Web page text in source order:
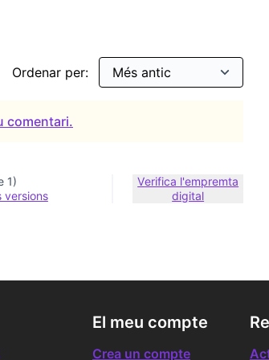
Ordenar per:
comentari.
1)
versions
Verifica l'empremta
digital
El meu compte
Crea un compte